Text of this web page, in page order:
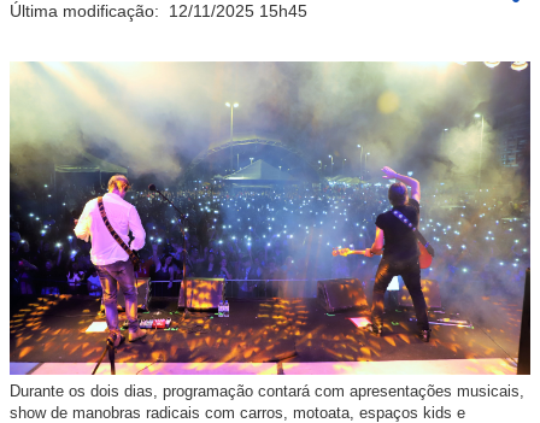
Última modificação: 12/11/2025 15h45
Durante os dois dias, programação contará com apresentações musicais,
show de manobras radicais com carros, motoata, espaços kids e